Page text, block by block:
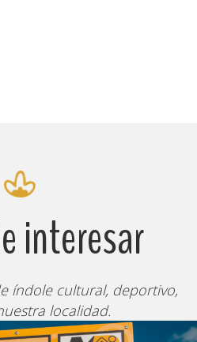
interesar
índole cultural, deportivo,
localidad.